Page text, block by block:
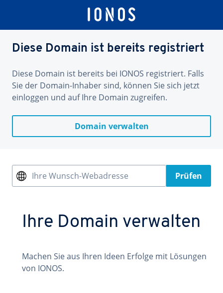
Diese Domain ist bereits registriert
Diese Domain ist bereits bei IONOS registriert. Falls
Sie der Domain-Inhaber sind, können Sie sich jetzt
einloggen und auf Ihre Domain zugreifen.
Domain verwalten
Ihre Wunsch-Webadresse Prüfen
Ihre Domain verwalten
Machen Sie aus Ihren Ideen Erfolge mit Lösungen
von IONOS.